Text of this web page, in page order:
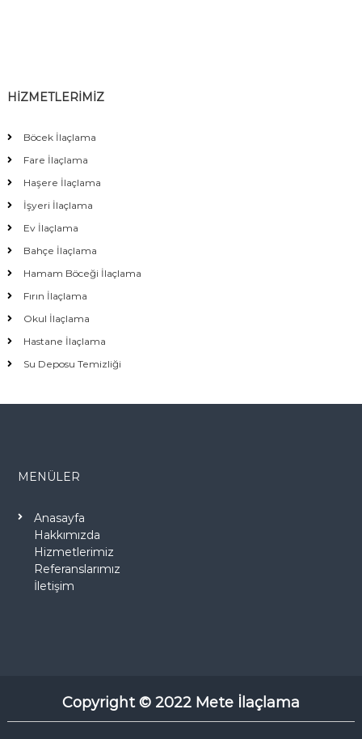
HİZMETLERİMİZ
Böcek İlaçlama
Fare İlaçlama
Haşere İlaçlama
İşyeri İlaçlama
Ev İlaçlama
Bahçe İlaçlama
Hamam Böceği İlaçlama
Fırın İlaçlama
Okul İlaçlama
Hastane İlaçlama
Su Deposu Temizliği
MENÜLER
Anasayfa
Hakkımızda
Hizmetlerimiz
Referanslarımız
İletişim
Copyright © 2022 Mete İlaçlama